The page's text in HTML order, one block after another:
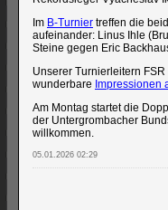
Im B-Turnier treffen die
aufeinander: Linus Ihle
Steine gegen Eric
Unserer Turnierleitern
wunderbare Impressionen
Am Montag startet die
der Untergrombacher
willkommen.
05.01.2026 02:29